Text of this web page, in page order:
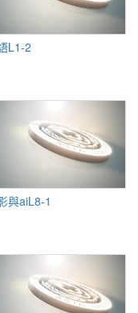
L1-2
與aiL8-1